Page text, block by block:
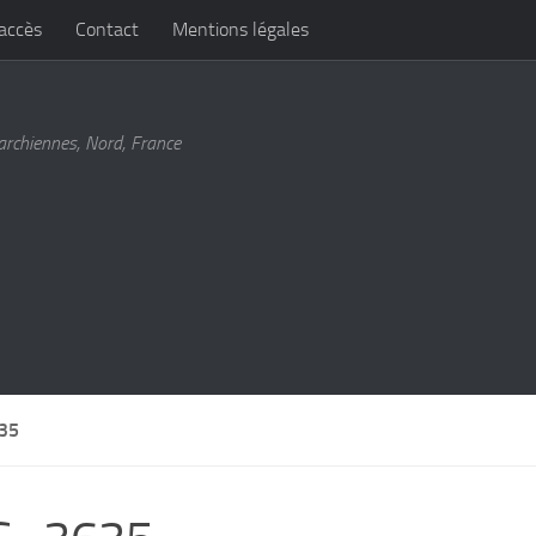
Contact Mentions légales
Nord, France